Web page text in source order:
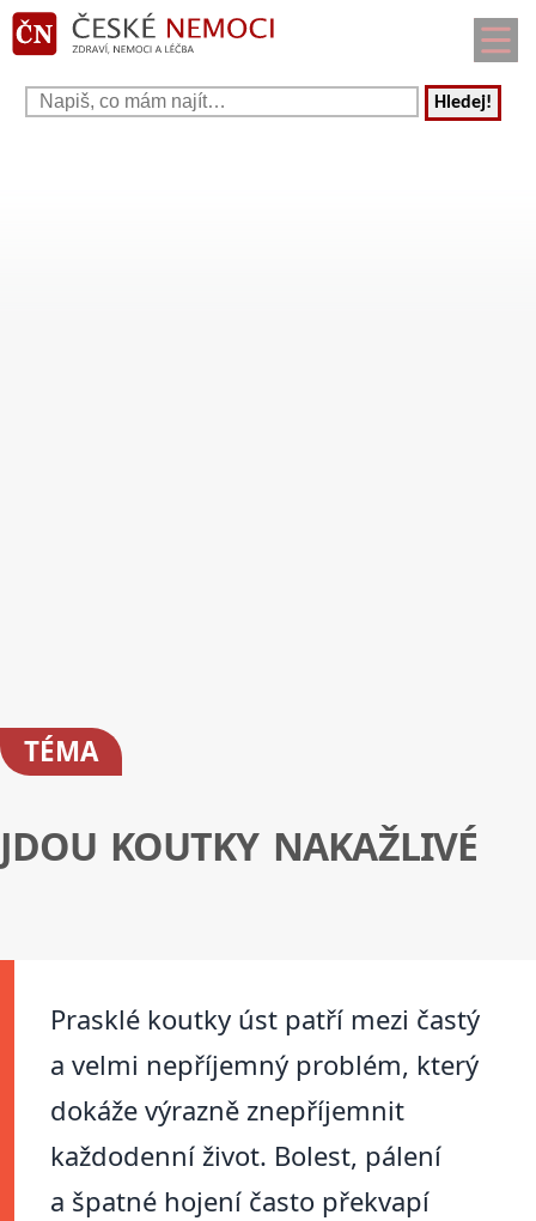
Hledej!
TÉMA
JDOU KOUTKY NAKAŽLIVÉ
Prasklé koutky úst patří mezi častý
a velmi nepříjemný problém, který
dokáže výrazně znepříjemnit
každodenní život. Bolest, pálení
a špatné hojení často překvapí